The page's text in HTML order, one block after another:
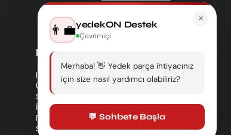
Hesabım
Hesabım
Üyelik Bilgilerim
Sepetim
İade Taleplerim
Favori Ürünlerim
Sipariş Takip
×
👨‍💼yedekON Destek
Çevrimiçi
Merhaba! 👋 Yedek parça ihtiyacınız
için size nasıl yardımcı olabiliriz?
💬 Sohbete Başla